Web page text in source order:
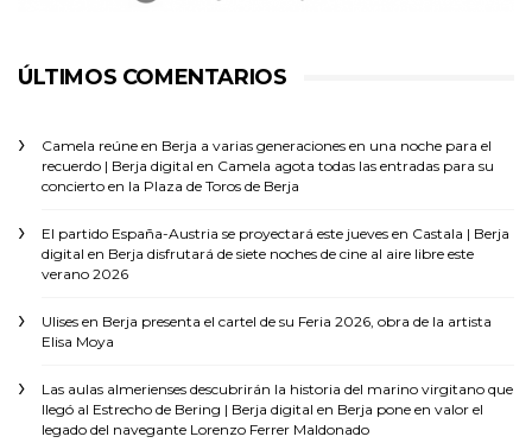
ÚLTIMOS COMENTARIOS
Camela reúne en Berja a varias generaciones en una noche para el
recuerdo | Berja digital en Camela agota todas las entradas para su
concierto en la Plaza de Toros de Berja
El partido España-Austria se proyectará este jueves en Castala | Berja
digital en Berja disfrutará de siete noches de cine al aire libre este
verano 2026
Ulises en Berja presenta el cartel de su Feria 2026, obra de la artista
Elisa Moya
Las aulas almerienses descubrirán la historia del marino virgitano que
llegó al Estrecho de Bering | Berja digital en Berja pone en valor el
legado del navegante Lorenzo Ferrer Maldonado